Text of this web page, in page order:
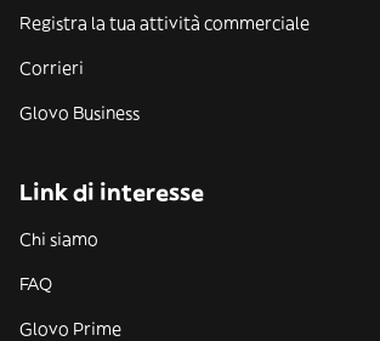
Registra la tua attività commerciale
Corrieri
Glovo Business
Link di interesse
Chi siamo
FAQ
Glovo Prime